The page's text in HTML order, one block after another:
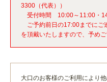
3300（代表））
受付時間 10:00～11:00・
ご予約前日の17:00までにご
を頂戴いたしますので、予めご
大口のお客様のご利用により